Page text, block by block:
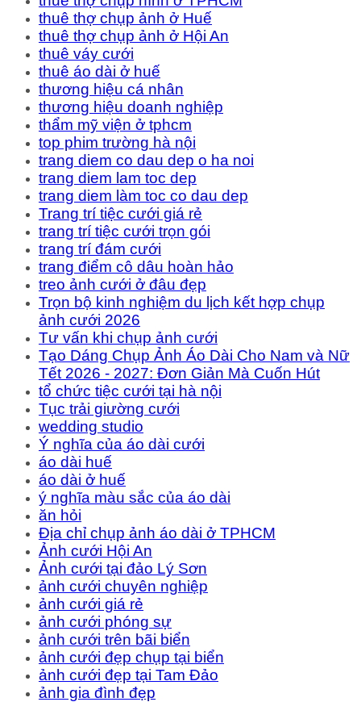
thuê thợ chụp ảnh ở Huế
thuê thợ chụp ảnh ở Hội An
thuê váy cưới
thuê áo dài ở huế
thương hiệu cá nhân
thương hiệu doanh nghiệp
thẩm mỹ viện ở tphcm
top phim trường hà nội
trang diem co dau dep o ha noi
trang diem lam toc dep
trang diem làm toc co dau dep
Trang trí tiệc cưới giá rẻ
trang trí tiệc cưới trọn gói
trang trí đám cưới
trang điểm cô dâu hoàn hảo
treo ảnh cưới ở đâu đẹp
Trọn bộ kinh nghiệm du lịch kết hợp chụp
ảnh cưới 2026
Tư vấn khi chụp ảnh cưới
Tạo Dáng Chụp Ảnh Áo Dài Cho Nam và Nữ
Tết 2026 - 2027: Đơn Giản Mà Cuốn Hút
tổ chức tiệc cưới tại hà nội
Tục trải giường cưới
wedding studio
Ý nghĩa của áo dài cưới
áo dài huế
áo dài ở huế
ý nghĩa màu sắc của áo dài
ăn hỏi
Địa chỉ chụp ảnh áo dài ở TPHCM
Ảnh cưới Hội An
Ảnh cưới tại đảo Lý Sơn
ảnh cưới chuyên nghiệp
ảnh cưới giá rẻ
ảnh cưới phóng sự
ảnh cưới trên bãi biển
ảnh cưới đẹp chụp tại biển
ảnh cưới đẹp tại Tam Đảo
ảnh gia đình đẹp